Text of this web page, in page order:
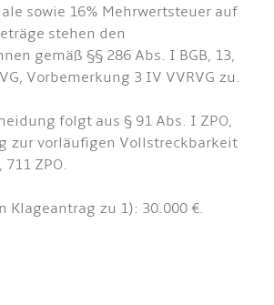
sowie 16% Mehrwertsteuer auf
stehen den
gemäß §§ 286 Abs. I BGB, 13,
Vorbemerkung 3 IV VVRVG zu.
folgt aus § 91 Abs. I ZPO,
zur vorläufigen Vollstreckbarkeit
711 ZPO.
Klageantrag zu 1): 30.000 €.